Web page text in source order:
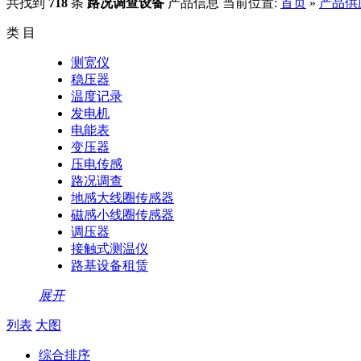
类 目
测宽仪
稳压器
温度记录
发电机
电能表
变压器
压电传感
路况调查
地感大线圈传感器
磁感小线圈传感器
调压器
接触式测温仪
路基设备租赁
展开
列表 大图
综合排序